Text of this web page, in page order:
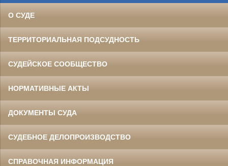
О СУДЕ
ТЕРРИТОРИАЛЬНАЯ ПОДСУДНОСТЬ
СУДЕЙСКОЕ СООБЩЕСТВО
НОРМАТИВНЫЕ АКТЫ
ДОКУМЕНТЫ СУДА
СУДЕБНОЕ ДЕЛОПРОИЗВОДСТВО
СПРАВОЧНАЯ ИНФОРМАЦИЯ